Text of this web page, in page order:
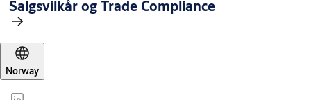
Salgsvilkår og Trade Compliance
Norway